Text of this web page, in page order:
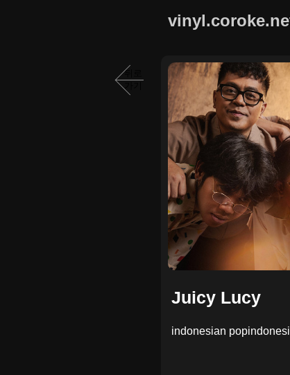
뒤로
Juicy Lucy
indonesian pop